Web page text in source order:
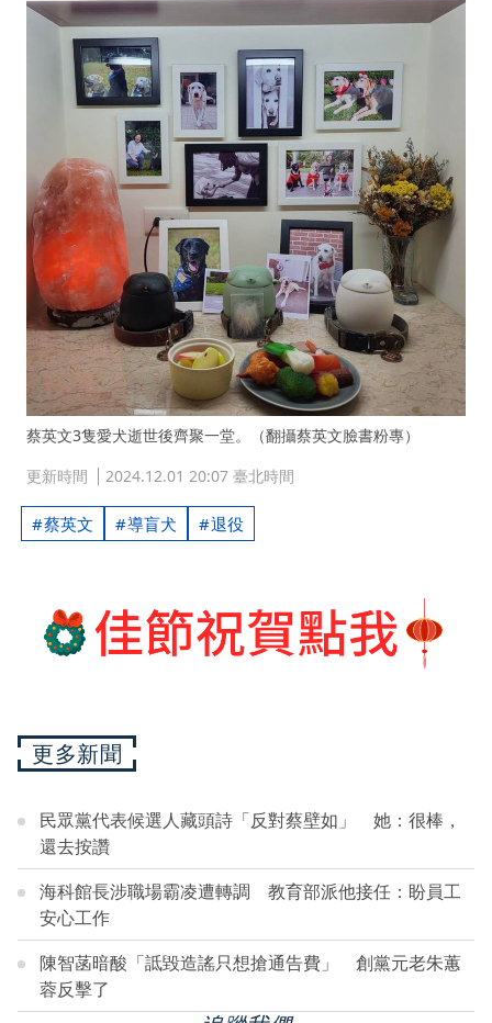
蔡英文3隻愛犬逝世後齊聚一堂。（翻攝蔡英文臉書粉專）
更新時間
2024.12.01 20:07 臺北時間
蔡英文 導盲犬 退役
更多新聞
民眾黨代表候選人藏頭詩「反對蔡壁如」 她：很棒，
還去按讚
海科館長涉職場霸凌遭轉調 教育部派他接任：盼員工
安心工作
陳智菡暗酸「詆毀造謠只想搶通告費」 創黨元老朱蕙
蓉反擊了